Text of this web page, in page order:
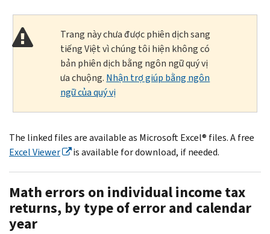
Trang này chưa được phiên dịch sang
tiếng Việt vì chúng tôi hiện không có
bản phiên dịch bằng ngôn ngữ quý vị
ưa chuộng. Nhận trợ giúp bằng ngôn
ngữ của quý vị
The linked files are available as Microsoft Excel® files. A free
Excel Viewer
is available for download, if needed.
Math errors on individual income tax
returns, by type of error and calendar
year